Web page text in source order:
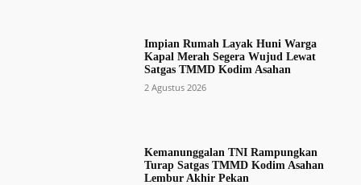
Impian Rumah Layak Huni Warga
Kapal Merah Segera Wujud Lewat
Satgas TMMD Kodim Asahan
2 Agustus 2026
Kemanunggalan TNI Rampungkan
Turap Satgas TMMD Kodim Asahan
Lembur Akhir Pekan